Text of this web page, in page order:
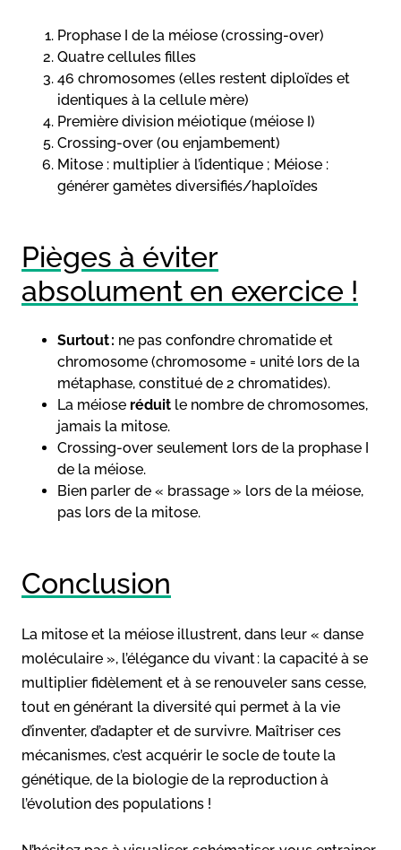
Prophase I de la méiose (crossing-over)
Quatre cellules filles
46 chromosomes (elles restent diploïdes et
identiques à la cellule mère)
Première division méiotique (méiose I)
Crossing-over (ou enjambement)
Mitose : multiplier à l’identique ; Méiose :
générer gamètes diversifiés/haploïdes
Pièges à éviter
absolument en exercice !
Surtout : ne pas confondre chromatide et
chromosome (chromosome = unité lors de la
métaphase, constitué de 2 chromatides).
La méiose réduit le nombre de chromosomes,
jamais la mitose.
Crossing-over seulement lors de la prophase I
de la méiose.
Bien parler de « brassage » lors de la méiose,
pas lors de la mitose.
Conclusion
La mitose et la méiose illustrent, dans leur « danse
moléculaire », l’élégance du vivant : la capacité à se
multiplier fidèlement et à se renouveler sans cesse,
tout en générant la diversité qui permet à la vie
d’inventer, d’adapter et de survivre. Maîtriser ces
mécanismes, c’est acquérir le socle de toute la
génétique, de la biologie de la reproduction à
l’évolution des populations !